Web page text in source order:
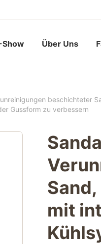
Show Über Uns
beschichteter
Gussform zu verbessern
mit